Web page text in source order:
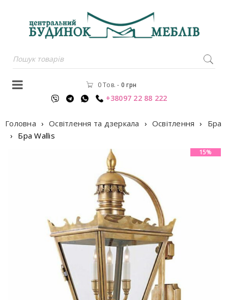
0 Тов. - 0грн
+38097 22 88 222
Головна › Освітлення та дзеркала › Освітлення ›
Бра
› Бра Wallis
15%